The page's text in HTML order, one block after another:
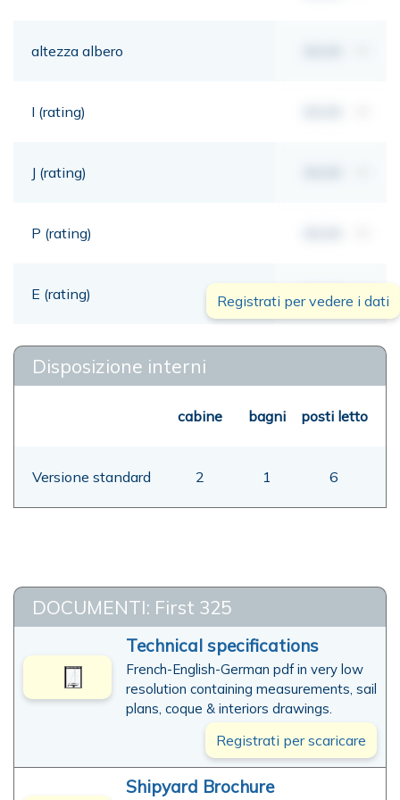
altezza albero
I (rating)
J (rating)
P (rating)
E (rating) 00,00 mt
Registrati per vedere i dati
Disposizione interni
cabine bagni posti letto
Versione standard 2 1 6
DOCUMENTI: First 325
Technical specifications
French-English-German pdf in very low
resolution containing measurements, sail
plans, coque & interiors drawings.
Registrati per scaricare
Shipyard Brochure